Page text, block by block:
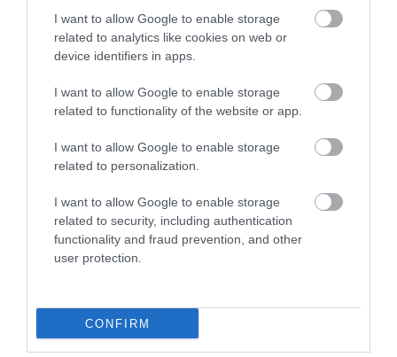
I want to allow Google to enable storage
related to analytics like cookies on web or
device identifiers in apps.
I want to allow Google to enable storage
related to functionality of the website or app.
I want to allow Google to enable storage
related to personalization.
I want to allow Google to enable storage
related to security, including authentication
functionality and fraud prevention, and other
user protection.
CONFIRM
04.08.2026
Latina: Η μπίρα που αλλάζει τον ρυθμό του
καλοκαιριού